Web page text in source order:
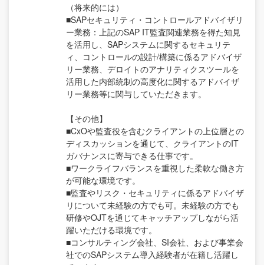
（将来的には）
■SAPセキュリティ・コントロールアドバイザリ
ー業務：上記のSAP IT監査関連業務を得た知見
を活用し、SAPシステムに関するセキュリテ
ィ、コントロールの設計/構築に係るアドバイザ
リー業務、デロイトのアナリティクスツールを
活用した内部統制の高度化に関するアドバイザ
リー業務等に関与していただきます。
【その他】
■CxOや監査役を含むクライアントの上位層との
ディスカッションを通じて、クライアントのIT
ガバナンスに寄与できる仕事です。
■ワークライフバランスを重視した柔軟な働き方
が可能な環境です。
■監査やリスク・セキュリティに係るアドバイザ
リについて未経験の方でも可。未経験の方でも
研修やOJTを通じてキャッチアップしながら活
躍いただける環境です。
■コンサルティング会社、SI会社、および事業会
社でのSAPシステム導入経験者が在籍し活躍し